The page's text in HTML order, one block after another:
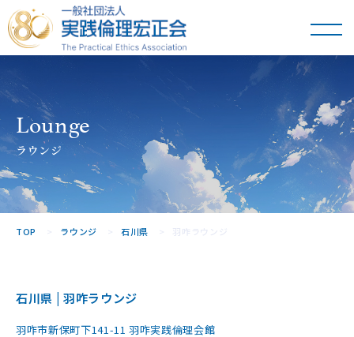
一般社団法人
実践倫理宏正会
Lounge
ラウンジ
TOP ラウンジ 石川県 羽咋ラウンジ
石川県 | 羽咋ラウンジ
羽咋市新保町下141-11 羽咋実践倫理会館